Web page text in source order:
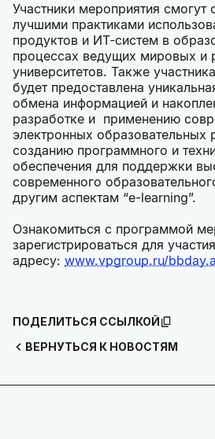
Участники мероприятия смогут
лучшими практиками
продуктов и ИТ-систем в
процессах ведущих мировых и
университетов. Также
будет предоставлена
обмена информацией и
разработке и применению
электронных
созданию программного и
обеспечения для поддержки
современного
другим аспектам “e-learning”.
Ознакомиться с программой
зарегистрироваться для
адресу: www.vpgroup.ru/
ВЕРНУТЬСЯ К НОВОСТЯМ
ПОДЕЛИТЬСЯ ССЫЛКОЙ